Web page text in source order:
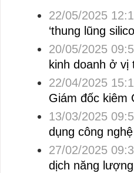
22/05/2025
‘thung lũng
20/05/2025
kinh doanh ở vị
22/04/2025
Giám đốc kiêm
13/03/2025
dụng công nghệ
27/02/2025
dịch năng